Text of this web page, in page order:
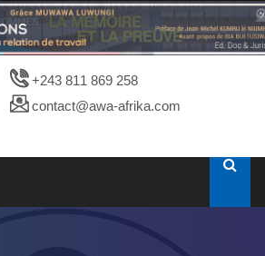
+243 811 869 258
contact@awa-afrika.com